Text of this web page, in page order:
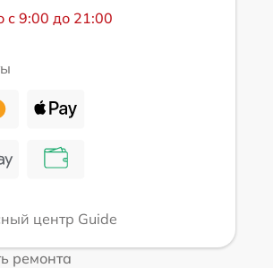
с 9:00 до 21:00
центр Guide
ремонта